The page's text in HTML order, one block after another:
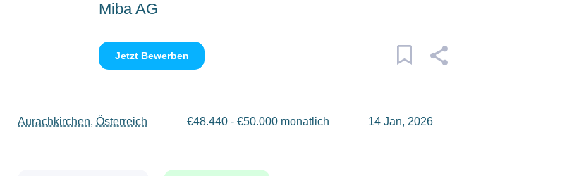
Miba AG
Jetzt Bewerben
Aurachkirchen, Österreich €48.440 - €50.000 monatlich 14 Jan, 2026